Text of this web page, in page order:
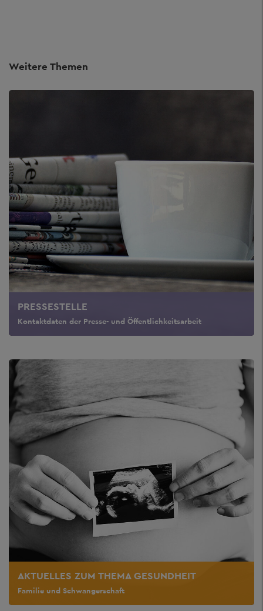
Weitere Themen
PRESSESTELLE
Kontaktdaten der Presse- und Öffentlichkeitsarbeit
AKTUELLES ZUM THEMA GESUNDHEIT
Familie und Schwangerschaft